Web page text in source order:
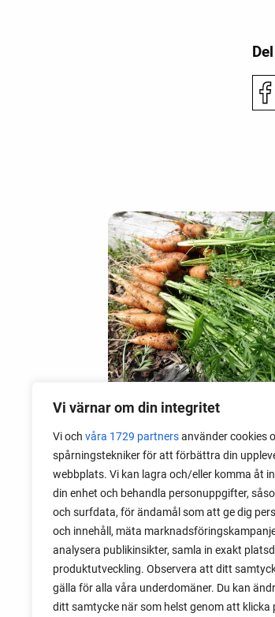
Vi värnar om din integritet
Vi och våra 1729 partnersanvänder cookies
spårningstekniker för att förbättra din
webbplats. Vi kan lagra och/eller komma åt
din enhet och behandla personuppgifter,
och surfdata, för ändamål som att ge dig
och innehåll, mäta
analysera publikinsikter, samla in exakt
produktutveckling. Observera att ditt
gälla för alla våra underdomäner. Du kan
ditt samtycke när som helst genom att klicka
09 mai 2020
Brannskader av
Noen grønnsaker kan
forårsake en type av
matlagingen, men i hagen.
siden måtte vi dra til
barna da de hadde fått
brannskader.